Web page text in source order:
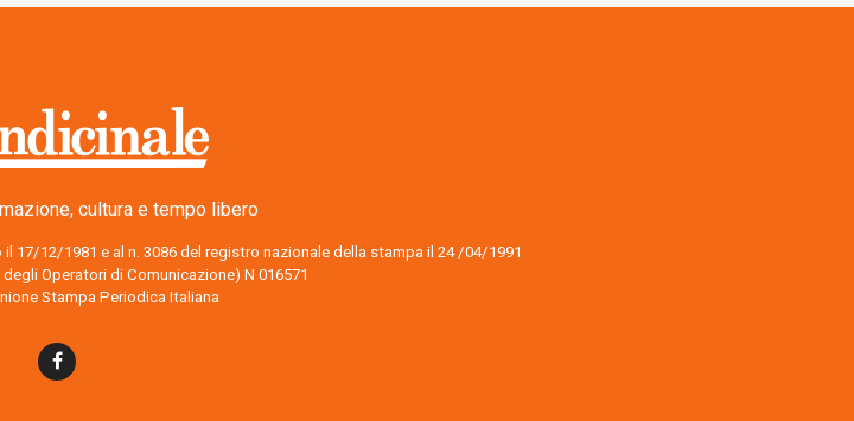
cultura e tempo libero
17/12/1981 e al n. 3086 del registro nazionale della stampa il 24 /04/1991
Operatori di Comunicazione) N 016571
Stampa Periodica Italiana